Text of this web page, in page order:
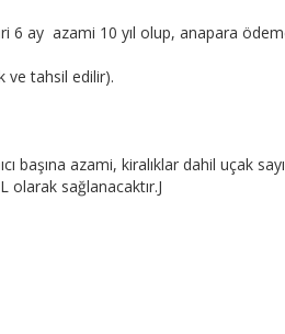
6 ay azami 10 yıl olup, anapara
ve tahsil edilir).
başına azami, kiralıklar dahil uçak
sağlanacaktır.J